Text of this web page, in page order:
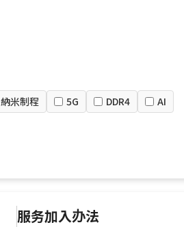
納米制程 5G DDR4
AI
服务加入办法